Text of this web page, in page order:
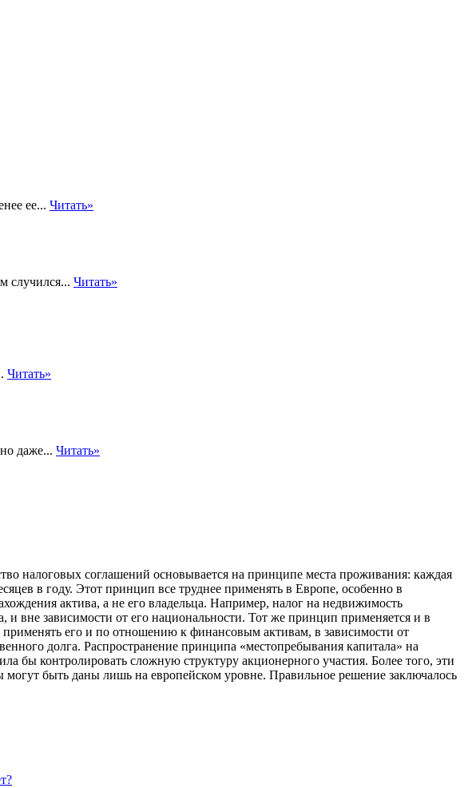
ее... Читать»
случился... Читать»
Читать»
даже... Читать»
налоговых соглашений основывается на принципе места проживания: каждая
в году. Этот принцип все труднее применять в Европе, особенно в
актива, а не его владельца. Например, налог на недвижимость
и вне зависимости от его национальности. Тот же принцип применяется и в
его и по отношению к финансовым активам, в зависимости от
долга. Распространение принципа «местопребывания капитала» на
бы контролировать сложную структуру акционерного участия. Более того, эти
быть даны лишь на европейском уровне. Правильное решение заключалось